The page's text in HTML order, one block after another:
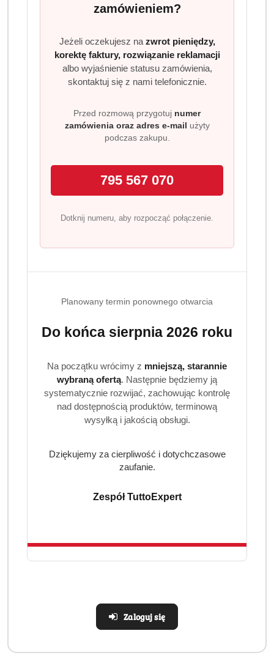
zamówieniem?
Jeżeli oczekujesz na zwrot pieniędzy,
korektę faktury, rozwiązanie reklamacji
albo wyjaśnienie statusu zamówienia,
skontaktuj się z nami telefonicznie.
Przed rozmową przygotuj numer
zamówienia oraz adres e-mail użyty
podczas zakupu.
795 567 070
Dotknij numeru, aby rozpocząć połączenie.
Planowany termin ponownego otwarcia
Do końca sierpnia 2026 roku
Na początku wrócimy z mniejszą, starannie
wybraną ofertą. Następnie będziemy ją
systematycznie rozwijać, zachowując kontrolę
nad dostępnością produktów, terminową
wysyłką i jakością obsługi.
Dziękujemy za cierpliwość i dotychczasowe
zaufanie.
Zespół TuttoExpert
Zaloguj się